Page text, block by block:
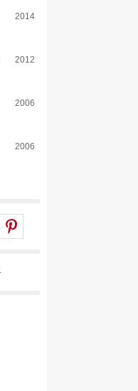
2014
2012
2006
2006